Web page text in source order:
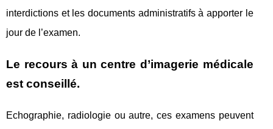
interdictions et les documents administratifs à apporter le
jour de l’examen.
Le recours à un centre d’imagerie médicale
est conseillé.
Echographie, radiologie ou autre, ces examens peuvent